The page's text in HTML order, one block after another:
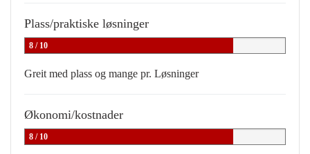
Plass/praktiske løsninger
8 / 10
Greit med plass og mange pr. Løsninger
Økonomi/kostnader
8 / 10